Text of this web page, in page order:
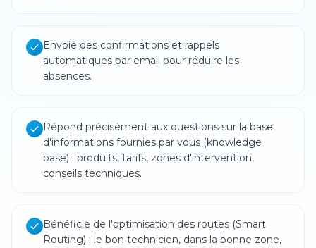
Envoie des confirmations et rappels
automatiques par email pour réduire les
absences.
Répond précisément aux questions sur la base
d'informations fournies par vous (knowledge
base) : produits, tarifs, zones d'intervention,
conseils techniques.
Bénéficie de l'optimisation des routes (Smart
Routing) : le bon technicien, dans la bonne zone,